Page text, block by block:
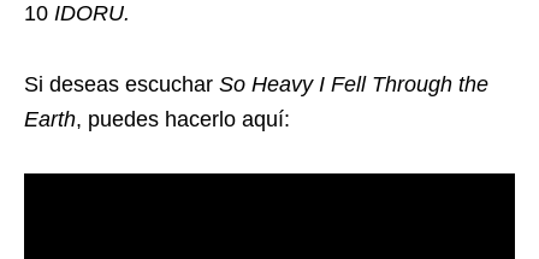
10 IDORU.
Si deseas escuchar So Heavy I Fell Through the
Earth, puedes hacerlo aquí: